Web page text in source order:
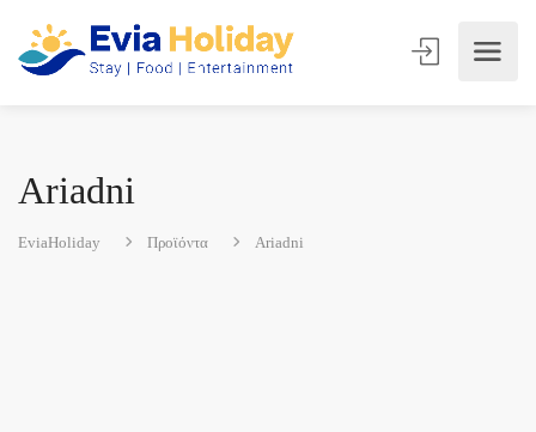
Ariadni
EviaHoliday Προϊόντα Ariadni